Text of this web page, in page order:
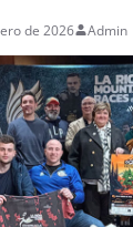
de 2026 Admin